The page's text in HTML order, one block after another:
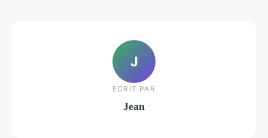
J
ECRIT PAR
Jean